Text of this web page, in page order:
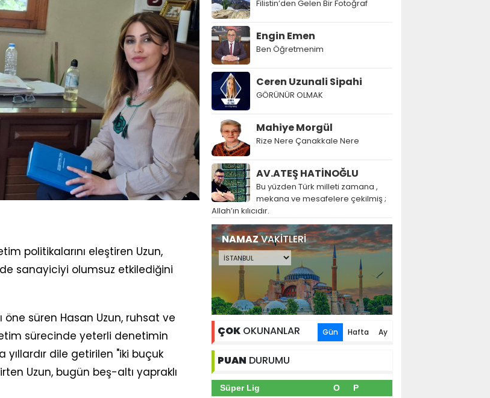
politikalarını eleştiren Uzun,
sanayiciyi olumsuz etkilediğini
öne süren Hasan Uzun, ruhsat ve
sürecinde yeterli denetimin
yıllardır dile getirilen "iki buçuk
Uzun, bugün beş-altı yapraklı
Filistin’den Gelen Bir Fotoğraf
Engin Emen
Ben Öğretmenim
Ceren Uzunali Sipahi
GÖRÜNÜR OLMAK
Mahiye Morgül
Rize Nere Çanakkale Nere
AV.ATEŞ HATİNOĞLU
Bu yüzden Türk milleti zamana ,
mekana ve mesafelere çekilmiş ;
Allah’ın kılıcıdır.
NAMAZVAKİTLERİ
ÇOK OKUNANLAR Gün Hafta Ay
PUAN DURUMU
Süper Lig O P